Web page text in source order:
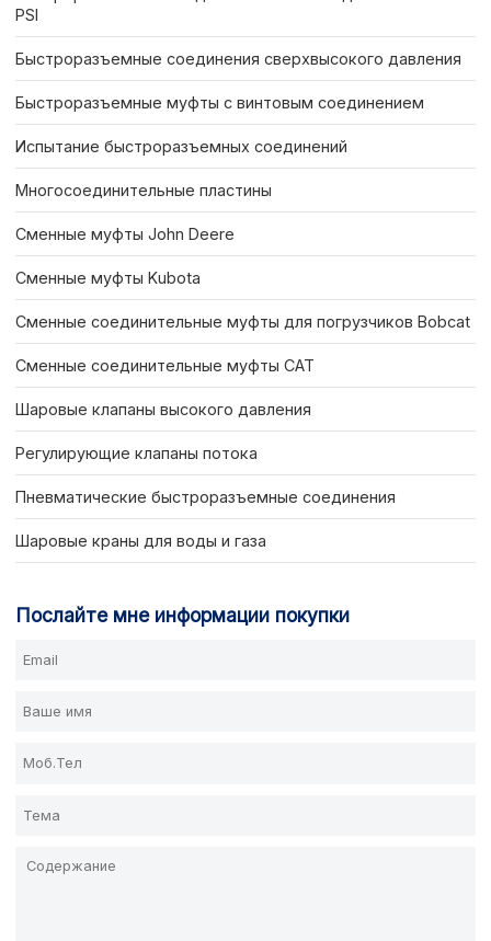
PSI
Быстроразъемные соединения сверхвысокого давления
Быстроразъемные муфты с винтовым соединением
Испытание быстроразъемных соединений
Многосоединительные пластины
Сменные муфты John Deere
Сменные муфты Kubota
Сменные соединительные муфты для погрузчиков Bobcat
Сменные соединительные муфты CAT
Шаровые клапаны высокого давления
Регулирующие клапаны потока
Пневматические быстроразъемные соединения
Шаровые краны для воды и газа
Послайте мне информации покупки